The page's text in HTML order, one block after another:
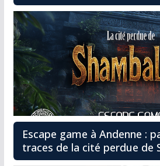
Escape game à Andenne :
traces de la cité perdue de